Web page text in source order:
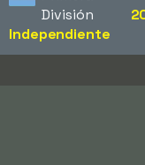
División
Independiente